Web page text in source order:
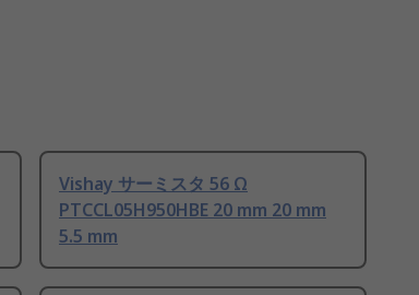
Vishay サーミスタ 56 Ω
PTCCL05H950HBE 20 mm 20 mm
5.5 mm